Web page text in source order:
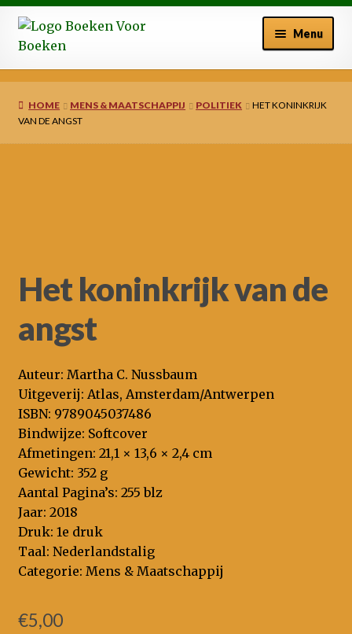
Ga
door
navigatie
Ga
naar
inhoud
Menu
Winkelmand
HOME MENS & MAATSCHAPPIJ POLITIEK
HET KONINKRIJK
VAN DE ANGST
Het koninkrijk van de
angst
Auteur: Martha C. Nussbaum
Uitgeverij: Atlas, Amsterdam/Antwerpen
ISBN: 9789045037486
Bindwijze: Softcover
Afmetingen: 21,1 × 13,6 × 2,4 cm
Gewicht: 352 g
Aantal Pagina’s: 255 blz
Jaar: 2018
Druk: 1e druk
Taal: Nederlandstalig
Categorie: Mens & Maatschappij
€5,00